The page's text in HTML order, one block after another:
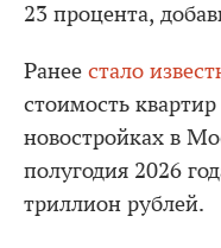
23 процента,
Ранее стало
стоимость
новостройках в
полугодия 2026
триллион рублей.